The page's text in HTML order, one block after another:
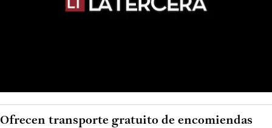
Ofrecen transporte gratuito de encomiendas